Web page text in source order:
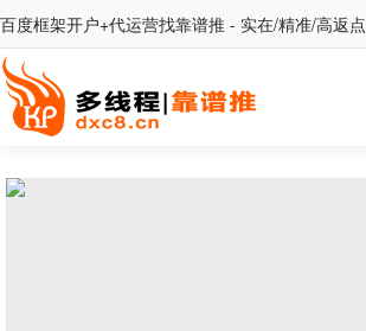
百度框架开户+代运营找靠谱推 - 实在/精准/高返点